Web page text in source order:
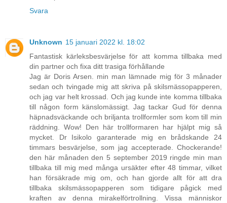
Svara
Unknown 15 januari 2022 kl. 18:02
Fantastisk kärleksbesvärjelse för att komma tillbaka med
din partner och fixa ditt trasiga förhållande
Jag är Doris Arsen. min man lämnade mig för 3 månader
sedan och tvingade mig att skriva på skilsmässopapperen,
och jag var helt krossad. Och jag kunde inte komma tillbaka
till någon form känslomässigt. Jag tackar Gud för denna
häpnadsväckande och briljanta trollformler som kom till min
räddning. Wow! Den här trollformaren har hjälpt mig så
mycket. Dr Isikolo garanterade mig en brådskande 24
timmars besvärjelse, som jag accepterade. Chockerande!
den här månaden den 5 september 2019 ringde min man
tillbaka till mig med många ursäkter efter 48 timmar, vilket
han försäkrade mig om, och han gjorde allt för att dra
tillbaka skilsmässopapperen som tidigare pågick med
kraften av denna mirakelförtrollning. Vissa människor